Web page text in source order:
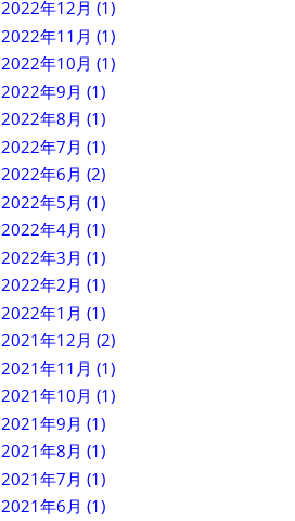
2022年12月 (1)
2022年11月 (1)
2022年10月 (1)
2022年9月 (1)
2022年8月 (1)
2022年7月 (1)
2022年6月 (2)
2022年5月 (1)
2022年4月 (1)
2022年3月 (1)
2022年2月 (1)
2022年1月 (1)
2021年12月 (2)
2021年11月 (1)
2021年10月 (1)
2021年9月 (1)
2021年8月 (1)
2021年7月 (1)
2021年6月 (1)